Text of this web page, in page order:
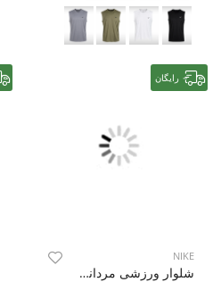
رایگان
NIKE
شلوار ورزشی مردانه نایک Nike Aero Fit M